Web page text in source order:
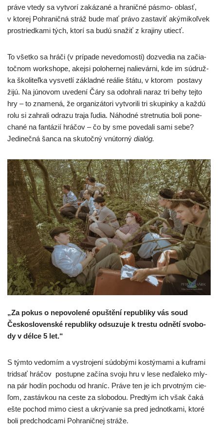
prá­ve vte­dy sa vytvo­rí zaká­za­né a hra­nič­né pás­mo- oblasť,
v kto­rej Pohraničná stráž bude mať prá­vo zasta­viť aký­mi­koľ­vek
pros­tried­ka­mi tých, kto­rí sa budú sna­žiť z kra­ji­ny utiecť.
To všet­ko sa hrá­či (v prí­pa­de neve­do­mos­ti) dozve­dia na začia­
toč­nom works­ho­pe, akej­si polo­her­nej nalie­vár­ni, kde im súd­ruž­
ka ško­li­teľ­ka vysvet­lí základ­né reálie štá­tu, v kto­rom posta­vy
žijú. Na júno­vom uve­de­ní Čáry sa odo­hra­li naraz tri behy tej­to
hry – to zna­me­ná, že orga­ni­zá­to­ri vytvo­ri­li tri sku­pin­ky a kaž­dú
rolu si zahra­li odra­zu tra­ja ľudia. Náhodné stret­nu­tia boli pone­
cha­né na fan­tá­zií hrá­čov – čo by sme pove­da­li sami sebe?
Jedinečná šan­ca na sku­toč­ný vnú­tor­ný dia­lóg.
„Za pokus o nepo­vo­le­né opuš­tění repub­li­ky vás soud
Československé repub­li­ky odsu­zu­je k tres­tu odnětí svo­bo­
dy v dél­ce 5 let.“
S tým­to vedo­mím a vystro­je­ní súdo­bý­mi kos­tý­ma­mi a kuf­ra­mi
trid­sať hrá­čov postup­ne začí­na svo­ju hru v lese neďa­le­ko mly­
na pár hodín pocho­du od hra­níc. Práve ten je ich prvot­ným cie­
ľom, zastáv­kou na ces­te za slo­bo­dou. Predtým ich však čaká
ešte pochod mimo ciest a ukrý­va­nie sa pred jed­not­ka­mi, kto­ré
boli pred­chod­ca­mi Pohraničnej stráže.